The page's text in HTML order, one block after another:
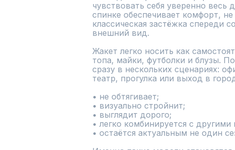
чувствовать себя уверенно весь
спинке обеспечивает комфорт,
классическая застёжка спереди
внешний вид.
Жакет легко носить как
топа, майки, футболки и блузы.
сразу в нескольких сценариях:
театр, прогулка или выход в
• не обтягивает;
• визуально стройнит;
• выглядит дорого;
• легко комбинируется с
• остаётся актуальным не один